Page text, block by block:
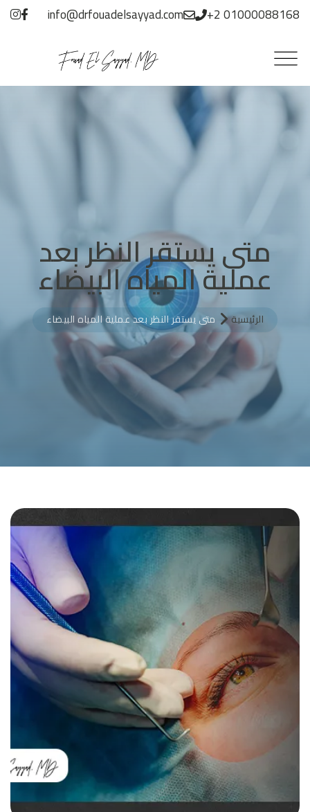
+2 01000088168
info@drfouadelsayyad.com
متى يستقر النظر بعد
عملية المياه البيضاء
الرئيسية متى يستقر النظر بعد عملية المياه البيضاء